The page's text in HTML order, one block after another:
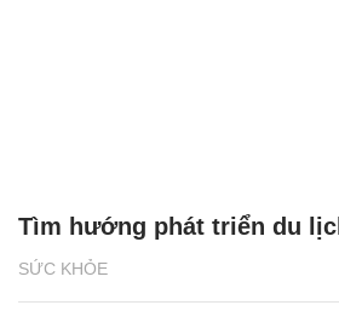
SỨC KHỎE
Tìm hướng phát triển du